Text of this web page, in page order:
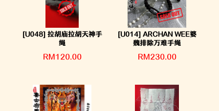
[U048] 拉胡庙拉胡天神手
绳
RM120.00
[U014] ARCHAN WEE婆
魏排除万难手绳
RM230.00